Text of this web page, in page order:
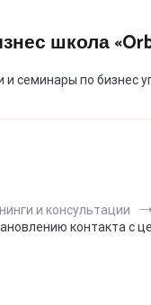
школа
и семинары по бизнес
и консультации
контакта с